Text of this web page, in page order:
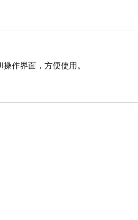
作界面，方便使用。